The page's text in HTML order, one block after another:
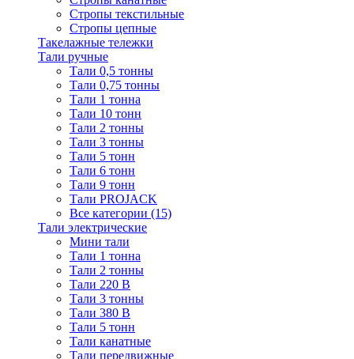
Стропы текстильные
Стропы цепные
Такелажные тележки
Тали ручные
Тали 0,5 тонны
Тали 0,75 тонны
Тали 1 тонна
Тали 10 тонн
Тали 2 тонны
Тали 3 тонны
Тали 5 тонн
Тали 6 тонн
Тали 9 тонн
Тали PROJACK
Все категории (15)
Тали электрические
Мини тали
Тали 1 тонна
Тали 2 тонны
Тали 220 В
Тали 3 тонны
Тали 380 В
Тали 5 тонн
Тали канатные
Тали передвижные